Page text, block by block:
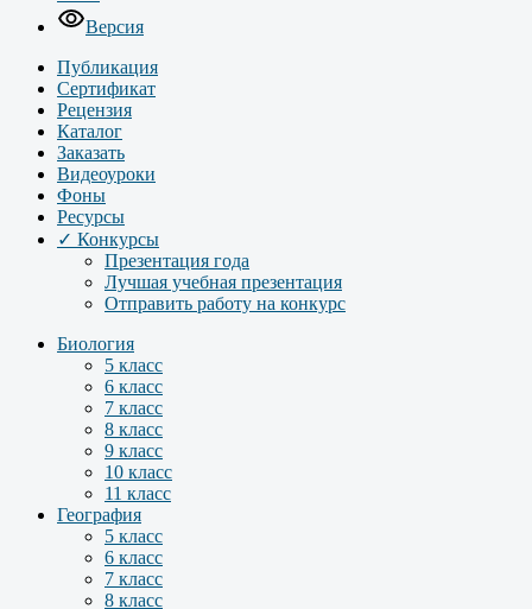
Версия
Публикация
Сертификат
Рецензия
Каталог
Заказать
Видеоуроки
Фоны
Ресурсы
✓ Конкурсы
Презентация года
Лучшая учебная презентация
Отправить работу на конкурс
Биология
5 класс
6 класс
7 класс
8 класс
9 класс
10 класс
11 класс
География
5 класс
6 класс
7 класс
8 класс